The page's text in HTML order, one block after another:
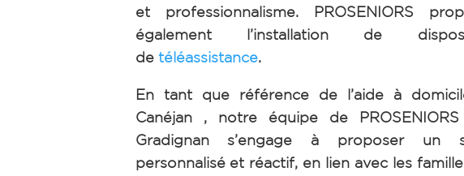
et professionnalisme. PROSENIORS
également l’installation de
de téléassistance.
En tant que référence de l’aide à
Canéjan , notre équipe de
Gradignan s’engage à proposer un
personnalisé et réactif, en lien avec les